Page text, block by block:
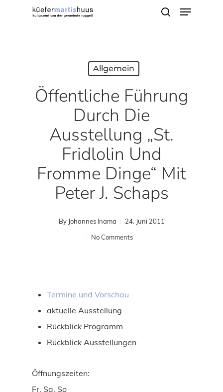
Menu
Allgemein
Öffentliche Führung
Durch Die
Ausstellung „St.
Fridlolin Und
Fromme Dinge“ Mit
Peter J. Schaps
By Johannes Inama
24. Juni 2011
No Comments
Termine und Vorschau
aktuelle Ausstellung
Rückblick Programm
Rückblick Ausstellungen
Öffnungszeiten:
Fr, Sa, So